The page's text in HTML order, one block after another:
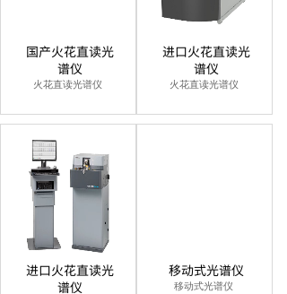
国产火花直读光
谱仪
火花直读光谱仪
进口火花直读光
谱仪
火花直读光谱仪
进口火花直读光
谱仪
移动式光谱仪
移动式光谱仪